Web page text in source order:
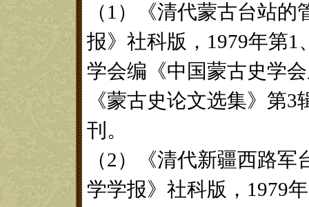
（1）《清代蒙古台站
报》社科版，1979年第1
学会编《中国蒙古史学
《蒙古史论文选集》第
刊。
（2）《清代新疆西路
学学报》社科版，1979